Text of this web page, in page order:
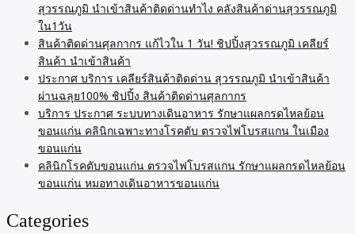
สุวรรณภูมิ นำเข้าสินค้าติดด่านทำไง คลังสินค้าด่านสุวรรณภูมิ
ใน1วัน
สินค้าติดด่านศุลกากร แก้ไวใน 1 วัน! ชิปปิ้งสุวรรณภูมิ เคลียร์
สินค้า นำเข้าสินค้า
ประกาศ บริการ เคลียร์สินค้าติดด่าน สุวรรณภูมิ นำเข้าสินค้า
ผ่านฉลุย100% ชิปปิ้ง สินค้าติดด่านศุลกากร
บริการ ประกาศ ระบบทางเดินอาหาร รักษาแผลกรดไหลย้อน
ขอนแก่น คลินิกเฉพาะทางโรคตับ ตรวจไฟโบรสแกน ในเมือง
ขอนแก่น
คลินิกโรคตับขอนแก่น ตรวจไฟโบรสแกน รักษาแผลกรดไหลย้อน
ขอนแก่น หมอทางเดินอาหารขอนแก่น
Categories